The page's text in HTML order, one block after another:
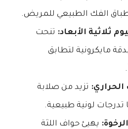
الفك الطبيعي للمريض.
ثلاثية الأبعاد: تنحت
مايكرونية لتطابق
تزيد من صلابة
تدرجات لونية طبيعية.
يهيئ حواف اللثة